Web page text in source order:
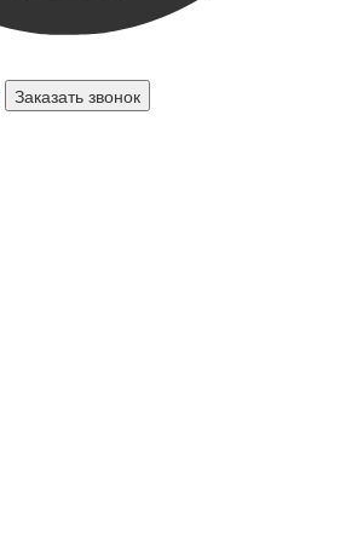
Заказать звонок